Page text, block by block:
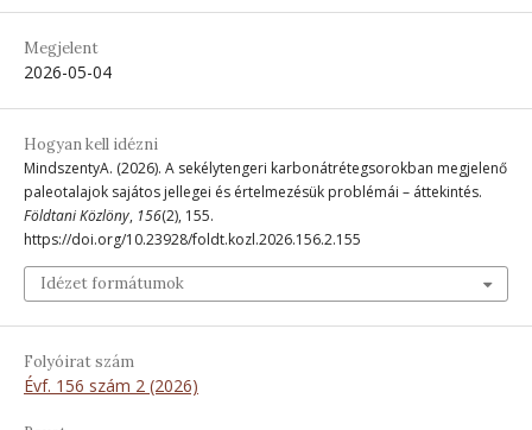
Megjelent
2026-05-04
Hogyan kell idézni
MindszentyA. (2026). A sekélytengeri karbonátrétegsorokban megjelenő
paleotalajok sajátos jellegei és értelmezésük problémái – áttekintés.
Földtani Közlöny, 156(2), 155.
https://doi.org/10.23928/foldt.kozl.2026.156.2.155
Idézet formátumok
Folyóirat szám
Évf. 156 szám 2 (2026)